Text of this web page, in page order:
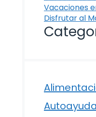
Vacaciones
Disfrutar al
Autoayuda